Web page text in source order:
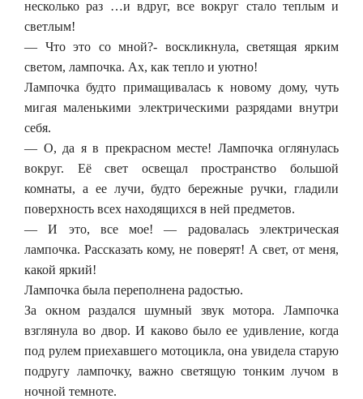
несколько раз …и вдруг, все вокруг стало теплым и
светлым!
— Что это со мной?- воскликнула, светящая ярким
светом, лампочка. Ах, как тепло и уютно!
Лампочка будто примащивалась к новому дому, чуть
мигая маленькими электрическими разрядами внутри
себя.
— О, да я в прекрасном месте! Лампочка оглянулась
вокруг. Её свет освещал пространство большой
комнаты, а ее лучи, будто бережные ручки, гладили
поверхность всех находящихся в ней предметов.
— И это, все мое! — радовалась электрическая
лампочка. Рассказать кому, не поверят! А свет, от меня,
какой яркий!
Лампочка была переполнена радостью.
За окном раздался шумный звук мотора. Лампочка
взглянула во двор. И каково было ее удивление, когда
под рулем приехавшего мотоцикла, она увидела старую
подругу лампочку, важно светящую тонким лучом в
ночной темноте.